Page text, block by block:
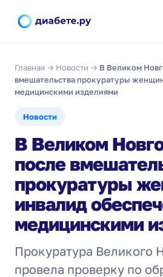
Главная → Новости → В Великом
вмешательства прокуратуры
медицинскими изделиями
Новости
В Великом
после
прокуратуры
инвалид
медицинскими
Прокуратура Великого
провела проверку по